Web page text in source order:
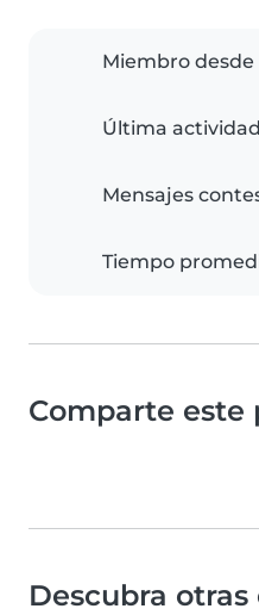
Miembro desde
Última actividad
Mensajes
Tiempo
Comparte este
Descubra